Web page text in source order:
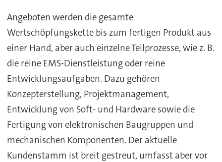
Angeboten werden die gesamte
Wertschöpfungskette bis zum fertigen Produkt aus
einer Hand, aber auch einzelne Teilprozesse, wie z. B.
die reine EMS-Dienstleistung oder reine
Entwicklungsaufgaben. Dazu gehören
Konzepterstellung, Projektmanagement,
Entwicklung von Soft- und Hardware sowie die
Fertigung von elektronischen Baugruppen und
mechanischen Komponenten. Der aktuelle
Kundenstamm ist breit gestreut, umfasst aber vor